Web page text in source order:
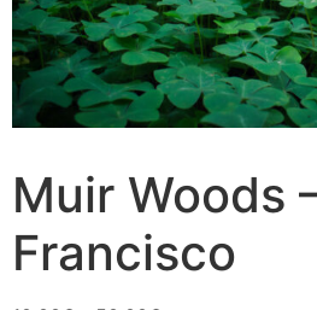
Muir Woods
Francisco